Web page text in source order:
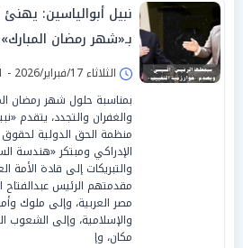
نبيل أبوالياسين: يهنئ
بـ«شهر رمضان
«السيسي».. «قرار
وسترى العجب
الثلاثاء 17/فبراير/2026 - 05:01 م
والغفران والتجدد، يتقدم
منظمة الحق الدولية لحقوق
الإدراكي ومبتكر «هندسة
والتبريكات إلى قادة الأمة
مقدمتهم الرئيس
مصر العربية، وإلى ملوك
والإسلامية، وإلى الشعوب
مكان، وإ